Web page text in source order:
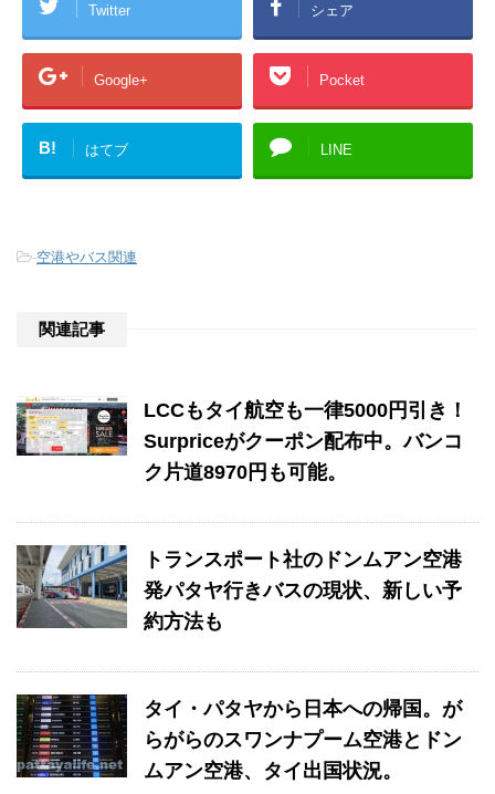
Twitter シェア
Google+ Pocket
B! はてブ LINE
-空港やバス関連
関連記事
LCCもタイ航空も一律5000円引き！
Surpriceがクーポン配布中。バンコ
ク片道8970円も可能。
トランスポート社のドンムアン空港
発パタヤ行きバスの現状、新しい予
約方法も
タイ・パタヤから日本への帰国。が
らがらのスワンナプーム空港とドン
ムアン空港、タイ出国状況。